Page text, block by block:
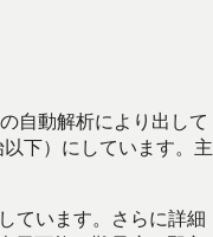
自動解析により出して
下）にしています。主
ています。さらに詳細